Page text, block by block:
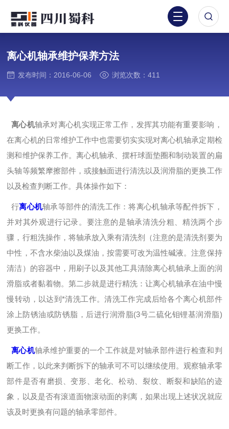
离心机轴承维护保养方法
发布时间：2016-06-06 浏览次数：411
离心机轴承对离心机实现正常工作，发挥其功能有重要影响，
在离心机的日常维护工作中也需要切实实现对离心机轴承定期检
测和维护保养工作。离心机轴承、摆杆球面垫圈和制动装置的扁
头轴等频繁摩擦部件，或接触面进行清洗以及润滑脂的更换工作
以及检查判断工作。具体操作如下：
行离心机轴承等部件的清洗工作：将离心机轴承等配件拆下，
并对其外观进行记录。要注意的是轴承清洗分粗、精洗两个步
骤，行粗洗操作，将轴承放入乘有清洗剂（注意的是清洗剂要为
中性，不含水柴油以及煤油，按需要可改为温性碱液。注意保持
清洁）的容器中，用刷子以及其他工具清除离心机轴承上面的润
滑脂或者黏着物。第二步就是进行精洗：让离心机轴承在油中慢
慢转动，以达到*清洗工作。清洗工作完成后给各个离心机部件
涂上防锈油或防锈脂，后进行润滑脂(3号二硫化钼锂基润滑脂)
更换工作。
离心机轴承维护重要的一个工作就是对轴承部件进行检查和判
断工作，以此来判断拆下的轴承可不可以继续使用。观察轴承零
部件是否有磨损、变形、老化、松动、裂纹、断裂和缺陷的迹
象，以及是否有滚道面物滚动面的剥离，如果出现上述状况就应
该及时更换有问题的轴承零部件。